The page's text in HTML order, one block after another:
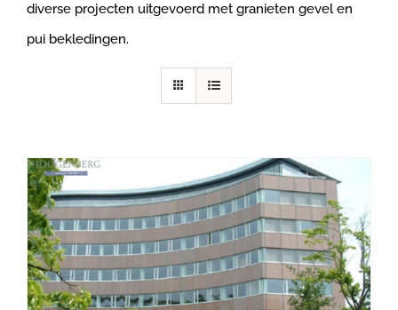
diverse projecten uitgevoerd met granieten gevel en
pui bekledingen.